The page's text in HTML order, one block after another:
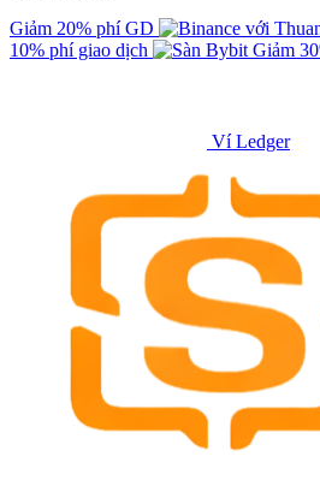
Giảm 20% phí GD
10% phí giao dịch
Giảm
Ví Ledger